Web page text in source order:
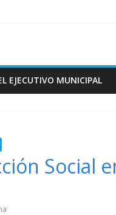
EJECUTIVO MUNICIPAL
Social